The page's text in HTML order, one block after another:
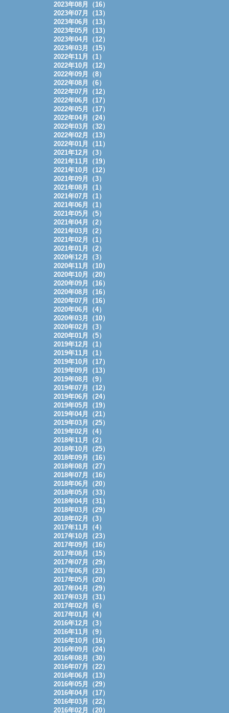
2023年08月（16）
2023年07月（13）
2023年06月（13）
2023年05月（13）
2023年04月（12）
2023年03月（15）
2022年11月（1）
2022年10月（12）
2022年09月（8）
2022年08月（6）
2022年07月（12）
2022年06月（17）
2022年05月（17）
2022年04月（24）
2022年03月（32）
2022年02月（13）
2022年01月（11）
2021年12月（3）
2021年11月（19）
2021年10月（12）
2021年09月（3）
2021年08月（1）
2021年07月（1）
2021年06月（1）
2021年05月（5）
2021年04月（2）
2021年03月（2）
2021年02月（1）
2021年01月（2）
2020年12月（3）
2020年11月（10）
2020年10月（20）
2020年09月（16）
2020年08月（16）
2020年07月（16）
2020年06月（4）
2020年03月（10）
2020年02月（3）
2020年01月（5）
2019年12月（1）
2019年11月（1）
2019年10月（17）
2019年09月（13）
2019年08月（9）
2019年07月（12）
2019年06月（24）
2019年05月（19）
2019年04月（21）
2019年03月（25）
2019年02月（4）
2018年11月（2）
2018年10月（25）
2018年09月（16）
2018年08月（27）
2018年07月（16）
2018年06月（20）
2018年05月（33）
2018年04月（31）
2018年03月（29）
2018年02月（3）
2017年11月（4）
2017年10月（23）
2017年09月（16）
2017年08月（15）
2017年07月（29）
2017年06月（23）
2017年05月（20）
2017年04月（29）
2017年03月（31）
2017年02月（6）
2017年01月（4）
2016年12月（3）
2016年11月（9）
2016年10月（16）
2016年09月（24）
2016年08月（30）
2016年07月（22）
2016年06月（13）
2016年05月（29）
2016年04月（17）
2016年03月（22）
2016年02月（20）